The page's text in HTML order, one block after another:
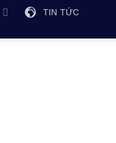
TIN TỨC